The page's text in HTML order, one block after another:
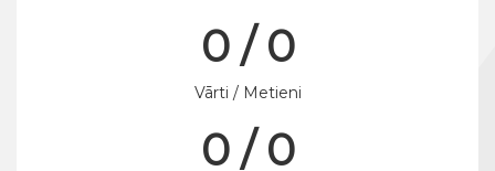
0 / 0
Vārti / Metieni
0 / 0